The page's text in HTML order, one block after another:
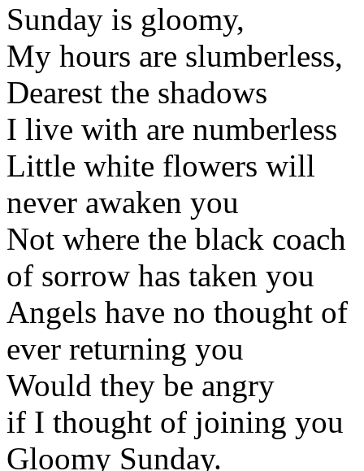
Sunday is gloomy,
My hours are slumberless,
Dearest the shadows
I live with are numberless
Little white flowers will
never awaken you
Not where the black coach
of sorrow has taken you
Angels have no thought of
ever returning you
Would they be angry
if I thought of joining you
Gloomy Sunday.